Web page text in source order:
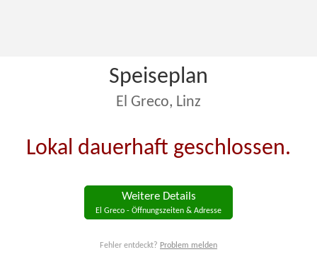
Speiseplan
El Greco, Linz
Lokal dauerhaft geschlossen.
Weitere Details
El Greco - Öffnungszeiten & Adresse
Fehler entdeckt? Problem melden